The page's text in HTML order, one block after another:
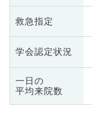
救急指定
学会認定状況
一日の
平均来院数